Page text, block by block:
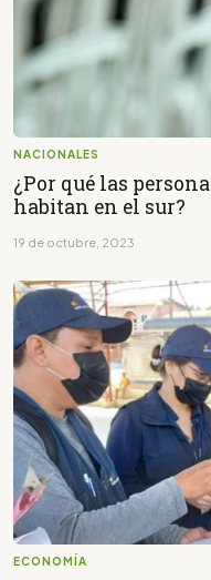
NACIONALES
¿Por qué las
habitan en el sur?
19 de octubre, 2023
ECONOMÍA